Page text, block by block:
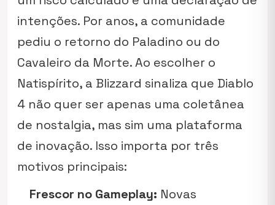
intenções. Por anos, a comunidade
pediu o retorno do Paladino ou do
Cavaleiro da Morte. Ao escolher o
Natispírito, a Blizzard sinaliza que Diablo
4 não quer ser apenas uma coletânea
de nostalgia, mas sim uma plataforma
de inovação. Isso importa por três
motivos principais:
Frescor no Gameplay: Novas